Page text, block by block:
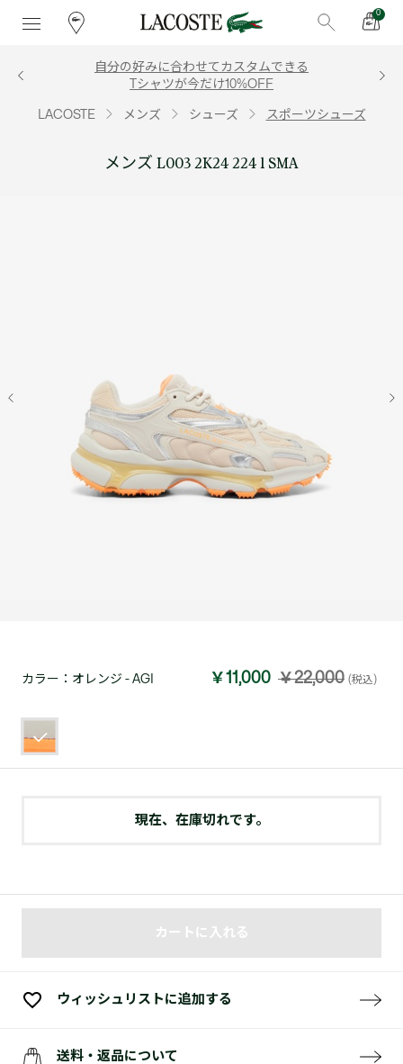
0
自分の好みに合わせてカスタムできる
Tシャツが今だけ10%OFF
LACOSTE メンズ シューズ スポーツシューズ
メンズ L003 2K24 224 1 SMA
カラー： オレンジ - AGI ￥11,000 ￥22,000 (税込)
現在、在庫切れです。
カートに入れる
ウィッシュリストに追加する
送料・返品について